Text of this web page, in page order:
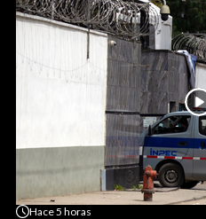
Hace5 horas